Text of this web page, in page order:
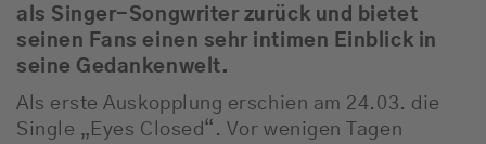
als Singer-Songwriter zurück und bietet
seinen Fans einen sehr intimen Einblick in
seine Gedankenwelt.
Als erste Auskopplung erschien am 24.03. die
Single „Eyes Closed“. Vor wenigen Tagen